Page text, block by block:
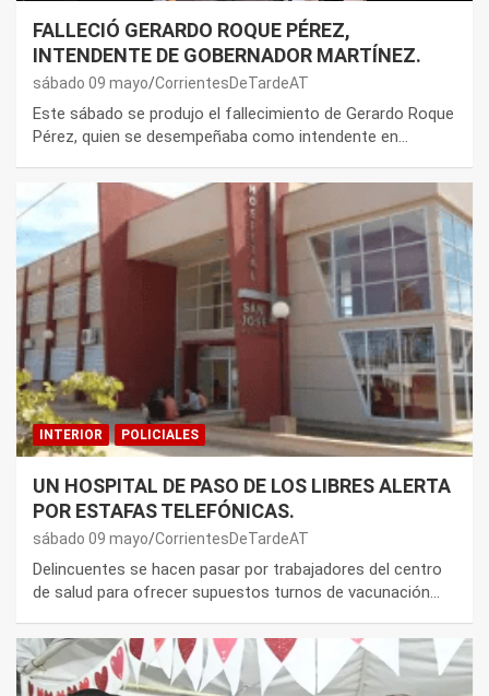
FALLECIÓ GERARDO ROQUE PÉREZ,
INTENDENTE DE GOBERNADOR MARTÍNEZ.
sábado 09 mayo CorrientesDeTardeAT
Este sábado se produjo el fallecimiento de Gerardo Roque
Pérez, quien se desempeñaba como intendente en…
INTERIOR POLICIALES
UN HOSPITAL DE PASO DE LOS LIBRES ALERTA
POR ESTAFAS TELEFÓNICAS.
sábado 09 mayo CorrientesDeTardeAT
Delincuentes se hacen pasar por trabajadores del centro
de salud para ofrecer supuestos turnos de vacunación…